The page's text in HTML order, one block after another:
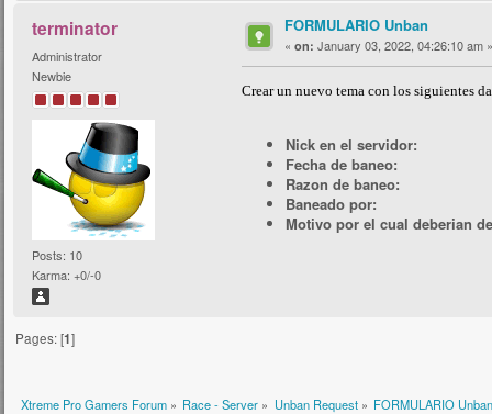
terminator
Administrator
Newbie
Posts: 10
Karma: +0/-0
FORMULARIO Unban
« on: January 03, 2022, 04:26:10 am »
Crear un nuevo tema con los siguientes
Nick en el servidor:
Fecha de baneo:
Razon de baneo:
Baneado por:
Motivo por el cual deberian
Pages: [1]
Xtreme Pro Gamers Forum» Race - Server » Unban Request» FORMULARIO